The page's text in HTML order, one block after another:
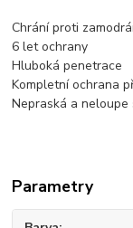
Chrání proti
6 let ochrany
Hluboká penetrace
Kompletní ochrana
Nepraská a neloupe
Parametry